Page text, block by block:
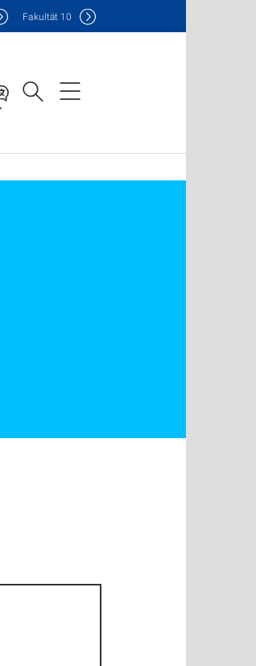
Fakultät 10